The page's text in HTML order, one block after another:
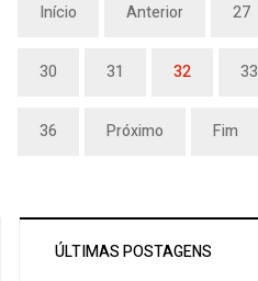
Início Anterior 27
30 31 32 33
36 Próximo Fim
ÚLTIMAS POSTAGENS